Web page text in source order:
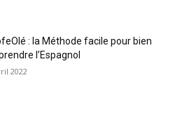
: la Méthode facile pour bien
l’Espagnol
2022